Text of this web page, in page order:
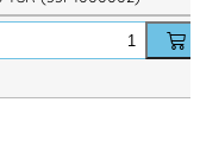
im Freien
Tragekomfort